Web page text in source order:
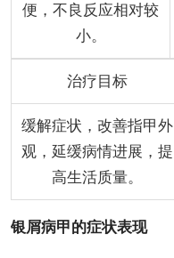
便，不良反应相对较
小。
治疗目标
缓解症状，改善指甲外
观，延缓病情进展，提
高生活质量。
银屑病甲的症状表现